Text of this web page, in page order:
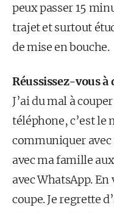
peux passer 15
trajet et surtout
de mise en bouche.
Réussissez-vous à
J’ai du mal à
téléphone, c’est le
communiquer
avec ma famille
avec WhatsApp.
coupe. Je regrette